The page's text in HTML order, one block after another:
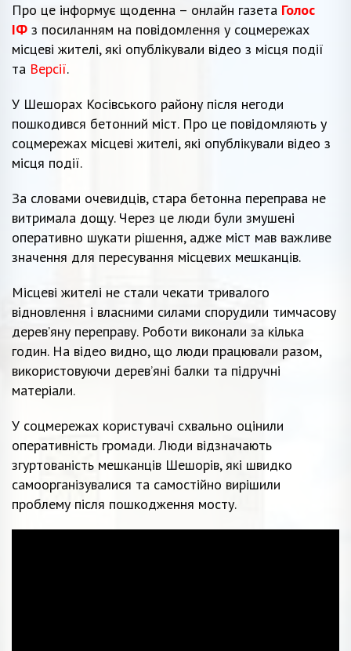
Про це інформує щоденна – онлайн газета Голос
ІФ з посиланням на повідомлення у соцмережах
місцеві жителі, які опублікували відео з місця події
та Версії.
У Шешорах Косівського району після негоди
пошкодився бетонний міст. Про це повідомляють у
соцмережах місцеві жителі, які опублікували відео з
місця події.
За словами очевидців, стара бетонна переправа не
витримала дощу. Через це люди були змушені
оперативно шукати рішення, адже міст мав важливе
значення для пересування місцевих мешканців.
Місцеві жителі не стали чекати тривалого
відновлення і власними силами спорудили тимчасову
дерев’яну переправу. Роботи виконали за кілька
годин. На відео видно, що люди працювали разом,
використовуючи дерев’яні балки та підручні
матеріали.
У соцмережах користувачі схвально оцінили
оперативність громади. Люди відзначають
згуртованість мешканців Шешорів, які швидко
самоорганізувалися та самостійно вирішили
проблему після пошкодження мосту.